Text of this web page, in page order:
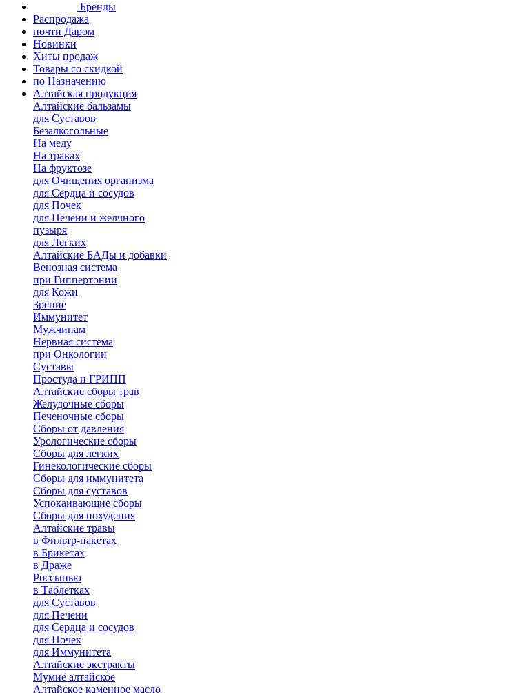
Бренды
Распродажа
почти Даром
Новинки
Хиты продаж
Товары со скидкой
по Назначению
Алтайская продукция
Алтайские бальзамы
для Суставов
Безалкогольные
На меду
На травах
На фруктозе
для Очищения организма
для Сердца и сосудов
для Почек
для Печени и желчного
пузыря
для Легких
Алтайские БАДы и добавки
Венозная система
при Гиппертонии
для Кожи
Зрение
Иммунитет
Мужчинам
Нервная система
при Онкологии
Суставы
Простуда и ГРИПП
Алтайские сборы трав
Желудочные сборы
Печеночные сборы
Сборы от давления
Урологические сборы
Сборы для легких
Гинекологические сборы
Сборы для иммунитета
Сборы для суставов
Успокаивающие сборы
Сборы для похудения
Алтайские травы
в Фильтр-пакетах
в Брикетах
в Драже
Россыпью
в Таблетках
для Cуставов
для Печени
для Сердца и сосудов
для Почек
для Иммунитета
Алтайские экстракты
Мумиё алтайское
Алтайское каменное масло